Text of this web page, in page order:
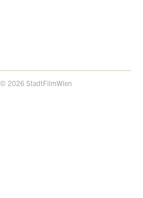
© 2026 StadtFilmWien